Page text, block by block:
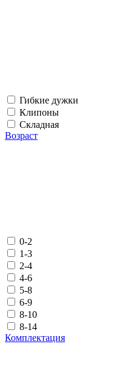
Гибкие дужки
Клипоны
Складная
Возраст
0-2
1-3
2-4
4-6
5-8
6-9
8-10
8-14
Комплектация